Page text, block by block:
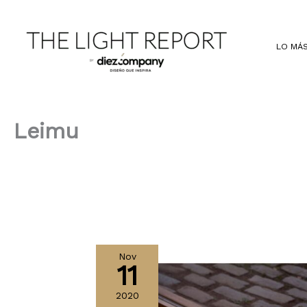
contenido
LO
Leimu
Nov
11
2020